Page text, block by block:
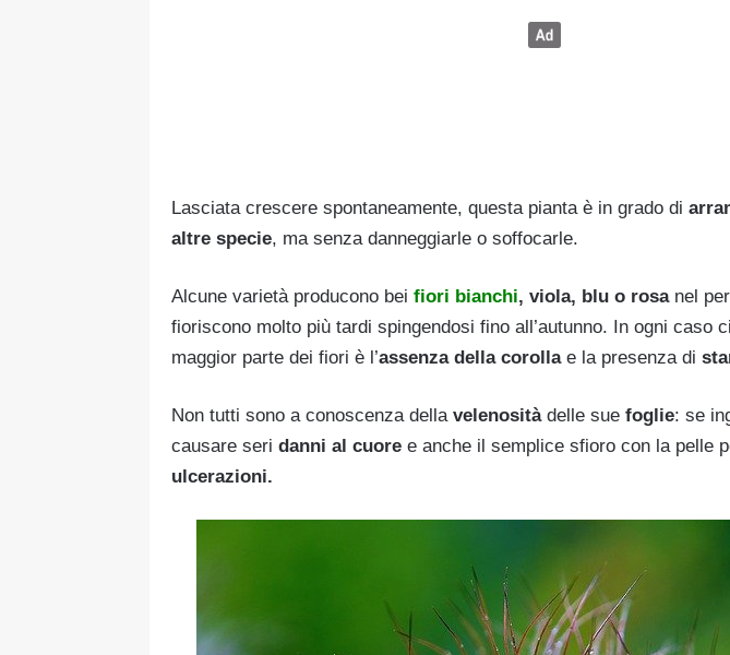
Lasciata crescere spontaneamente, questa pianta è in grado di
altre specie, ma senza danneggiarle o soffocarle.
Alcune varietà producono bei fiori bianchi, viola, blu o rosanel
fioriscono molto più tardi spingendosi fino all’autunno. In ogni caso
maggior parte dei fiori è l’assenza della corollae la presenza di
Non tutti sono a conoscenza della velenositàdelle sue foglie: se
causare seri danni al cuore e anche il semplice sfioro con la pelle
ulcerazioni.